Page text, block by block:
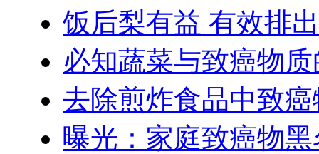
饭后梨有益 有效排
必知蔬菜与致癌物
去除煎炸食品中致
曝光：家庭致癌物